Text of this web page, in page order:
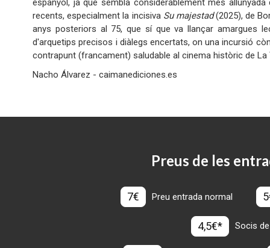
espanyol, ja que sembla considerablement més
recents, especialment la incisiva Su majestad(2025), de
anys posteriors al 75, que sí que va llançar amargues
d'arquetips precisos i diàlegs encertats, on una incursió
contrapunt (francament) saludable al
Nacho Álvarez - caimanediciones.es
Preus de les
7€ Preu entrada normal
4,5€* Socis